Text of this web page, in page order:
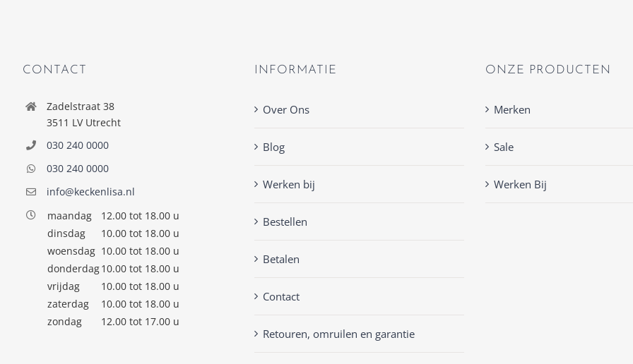
CONTACT
Zadelstraat 38
3511 LV Utrecht
030 240 0000
030 240 0000
info@keckenlisa.nl
maandag
12.00 tot 18.00 u
dinsdag
10.00 tot 18.00 u
woensdag 10.00 tot 18.00 u
donderdag10.00 tot 18.00 u
vrijdag
10.00 tot 18.00 u
zaterdag
10.00 tot 18.00 u
zondag
12.00 tot 17.00 u
INFORMATIE
Over Ons
Blog
Werken bij
Bestellen
Betalen
Contact
Retouren, omruilen en garantie
ONZE PRODUCTEN
Merken
Sale
Werken Bij